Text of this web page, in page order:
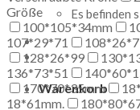
Es befinden
Warenkorb
Größe
100*105*34mm
107*29*71
128*26*99
136*73*51
170*70*35mm
18*61mm.